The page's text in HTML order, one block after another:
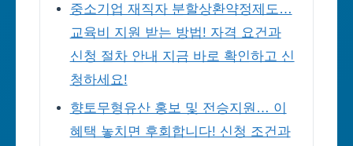
중소기업 재직자 분할상환약정제도…
교육비 지원 받는 방법! 자격 요건과
신청 절차 안내 지금 바로 확인하고 신
청하세요!
향토무형유산 홍보 및 전승지원… 이
혜택 놓치면 후회합니다! 신청 조건과